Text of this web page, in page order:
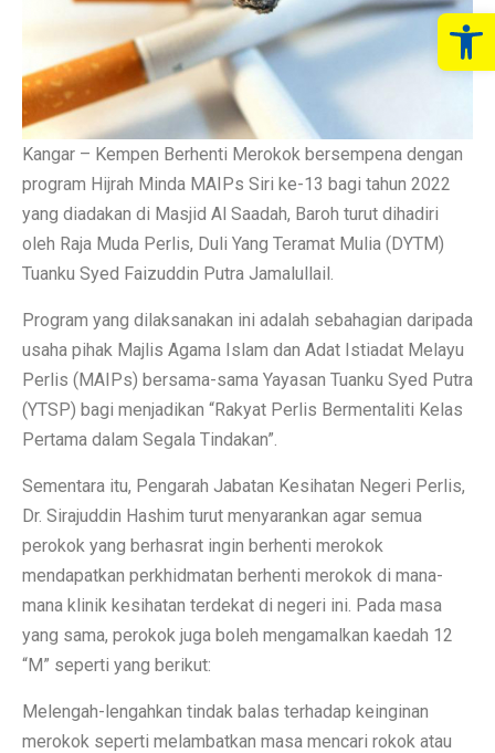
Kangar – Kempen Berhenti Merokok bersempena dengan
program Hijrah Minda MAIPs Siri ke-13 bagi tahun 2022
yang diadakan di Masjid Al Saadah, Baroh turut dihadiri
oleh Raja Muda Perlis, Duli Yang Teramat Mulia (DYTM)
Tuanku Syed Faizuddin Putra Jamalullail.
Program yang dilaksanakan ini adalah sebahagian daripada
usaha pihak Majlis Agama Islam dan Adat Istiadat Melayu
Perlis (MAIPs) bersama-sama Yayasan Tuanku Syed Putra
(YTSP) bagi menjadikan “Rakyat Perlis Bermentaliti Kelas
Pertama dalam Segala Tindakan”.
Sementara itu, Pengarah Jabatan Kesihatan Negeri Perlis,
Dr. Sirajuddin Hashim turut menyarankan agar semua
perokok yang berhasrat ingin berhenti merokok
mendapatkan perkhidmatan berhenti merokok di mana-
mana klinik kesihatan terdekat di negeri ini. Pada masa
yang sama, perokok juga boleh mengamalkan kaedah 12
“M” seperti yang berikut:
Melengah-lengahkan tindak balas terhadap keinginan
merokok seperti melambatkan masa mencari rokok atau